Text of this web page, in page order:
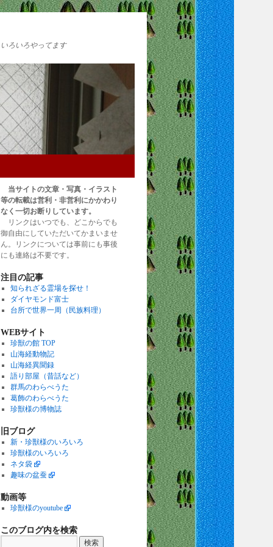
いろいろやってます
当サイトの文章・写真・イラスト
等の転載は営利・非営利にかかわり
なく一切お断りしています。
リンクはいつでも、どこからでも
御自由にしていただいてかまいませ
ん。リンクについては事前にも事後
にも連絡は不要です。
注目の記事
知られざる霊場を探せ！
ダイヤモンド富士
台所で世界一周（民族料理）
WEBサイト
珍獣の館 TOP
山海経動物記
山海経異聞録
語り部屋（昔話など）
群馬のわらべうた
葛飾のわらべうた
珍獣様の博物誌
旧ブログ
新・珍獣様のいろいろ
珍獣様のいろいろ
ネタ袋
趣味の盆蚕
動画等
珍獣様のyoutube
このブログ内を検索